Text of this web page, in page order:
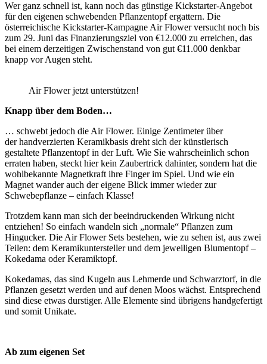
Wer ganz schnell ist, kann noch das günstige Kickstarter-Angebot
für den eigenen schwebenden Pflanzentopf ergattern. Die
österreichische Kickstarter-Kampagne Air Flower versucht noch bis
zum 29. Juni das Finanzierungsziel von €12.000 zu erreichen, das
bei einem derzeitigen Zwischenstand von gut €11.000 denkbar
knapp vor Augen steht.
Air Flower jetzt unterstützen!
Knapp über dem Boden…
… schwebt jedoch die Air Flower. Einige Zentimeter über
der handverzierten Keramikbasis dreht sich der künstlerisch
gestaltete Pflanzentopf in der Luft. Wie Sie wahrscheinlich schon
erraten haben, steckt hier kein Zaubertrick dahinter, sondern hat die
wohlbekannte Magnetkraft ihre Finger im Spiel. Und wie ein
Magnet wander auch der eigene Blick immer wieder zur
Schwebepflanze – einfach Klasse!
Trotzdem kann man sich der beeindruckenden Wirkung nicht
entziehen! So einfach wandeln sich „normale“ Pflanzen zum
Hingucker. Die Air Flower Sets bestehen, wie zu sehen ist, aus zwei
Teilen: dem Keramikuntersteller und dem jeweiligen Blumentopf –
Kokedama oder Keramiktopf.
Kokedamas, das sind Kugeln aus Lehmerde und Schwarztorf, in die
Pflanzen gesetzt werden und auf denen Moos wächst. Entsprechend
sind diese etwas durstiger. Alle Elemente sind übrigens handgefertigt
und somit Unikate.
Ab zum eigenen Set